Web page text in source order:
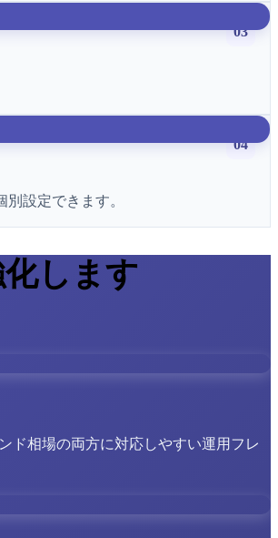
03
04
設定できます。
します
ド相場の両方に対応しやすい運用フレ